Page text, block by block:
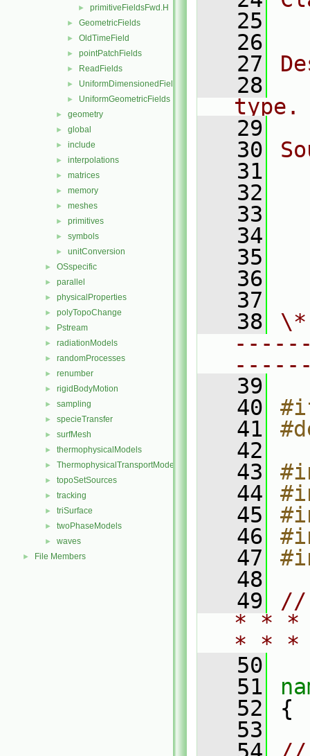
► primitiveFieldsFwd.H
► GeometricFields
► OldTimeField
► pointPatchFields
► ReadFields
► UniformDimensionedFields
► UniformGeometricFields
► geometry
► global
► include
► interpolations
► matrices
► memory
► meshes
► primitives
► symbols
► unitConversion
► OSspecific
► parallel
► physicalProperties
► polyTopoChange
► Pstream
► radiationModels
► randomProcesses
► renumber
► rigidBodyMotion
► sampling
► specieTransfer
► surfMesh
► thermophysicalModels
► ThermophysicalTransportModels
► topoSetSources
► tracking
► triSurface
► twoPhaseModels
► waves
► File Members
   25
   26
   27
   28
type.
   29
   30
   31
   32
   33
   34
   35
   36
   37
   38
   39
   40
   41
   42
   43
   44
   45
   46
   47
   48
   49
//
* * *
* *
   50
   51
   52
{
   53